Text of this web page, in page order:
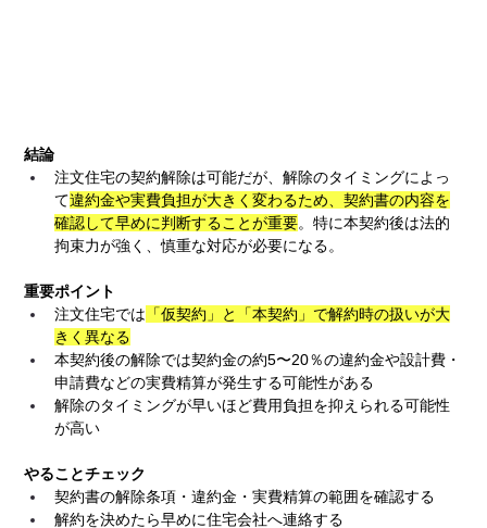
結論
注文住宅の契約解除は可能だが、解除のタイミングによっ
て違約金や実費負担が大きく変わるため、契約書の内容を
確認して早めに判断することが重要。特に本契約後は法的
拘束力が強く、慎重な対応が必要になる。
重要ポイント
注文住宅では 「仮契約」と「本契約」で解約時の扱いが大
きく異なる
本契約後の解除では契約金の約5〜20％の違約金や設計費・
申請費などの実費精算が発生する可能性がある
解除のタイミングが早いほど費用負担を抑えられる可能性
が高い
やることチェック
契約書の解除条項・違約金・実費精算の範囲を確認する
解約を決めたら早めに住宅会社へ連絡する